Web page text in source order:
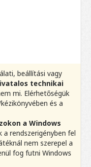
beállítási vagy
technikai
mi. Elérhetőségük
és a
a Windows
rendszerigényben fel
nem szerepel a
fog futni Windows